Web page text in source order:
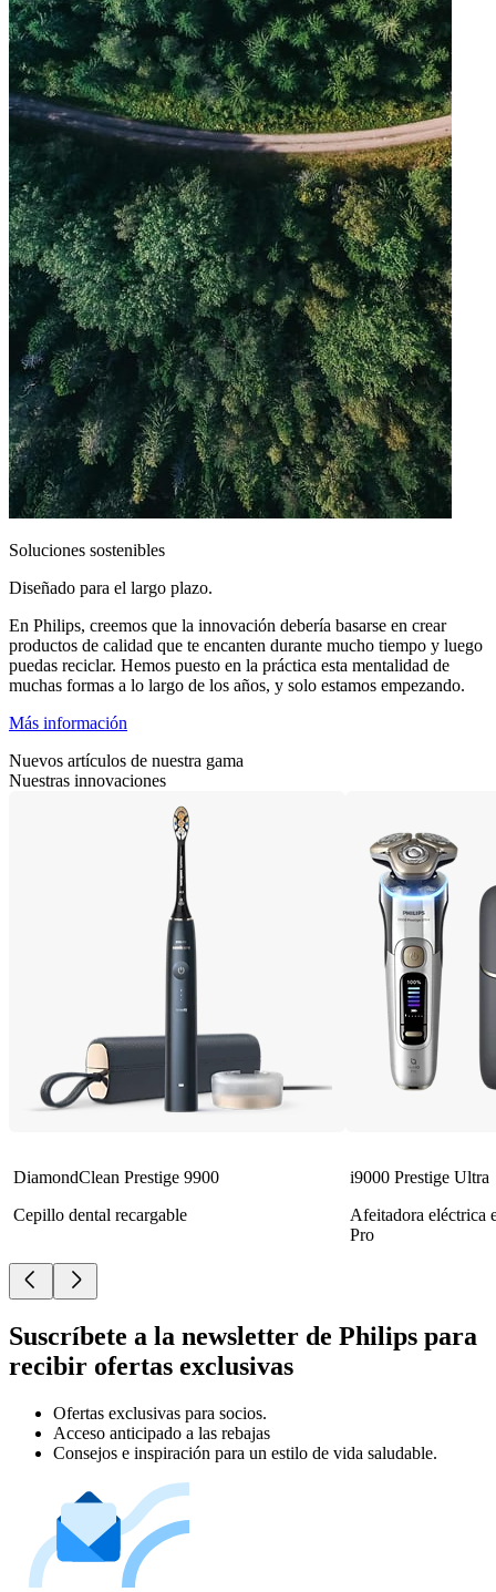
Soluciones sostenibles
Diseñado para el largo plazo.
En Philips, creemos que la innovación debería basarse en crear
productos de calidad que te encanten durante mucho tiempo y luego
puedas reciclar. Hemos puesto en la práctica esta mentalidad de
muchas formas a lo largo de los años, y solo estamos empezando.
Más información
Nuevos artículos de nuestra gama
Nuestras innovaciones
DiamondClean Prestige 9900
Cepillo dental recargable
i9000 Prestige Ultra
Afeitadora eléctrica
Pro
Suscríbete a la newsletter de Philips para
recibir ofertas exclusivas
Ofertas exclusivas para socios.
Acceso anticipado a las rebajas
Consejos e inspiración para un estilo de vida saludable.